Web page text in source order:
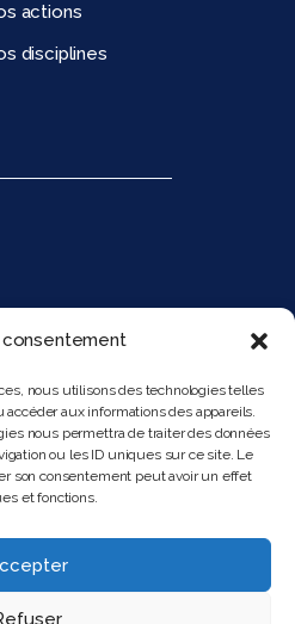
nous utilisons des technologies telles
aux informations des appareils.
nous permettra de traiter des données
ou les ID uniques sur ce site. Le
son consentement peut avoir un effet
et fonctions.
actions
disciplines
Paris France